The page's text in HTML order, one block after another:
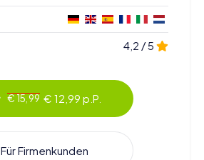
4,2 / 5
€ 15,99 € 12,99 p.P.
Für Firmenkunden